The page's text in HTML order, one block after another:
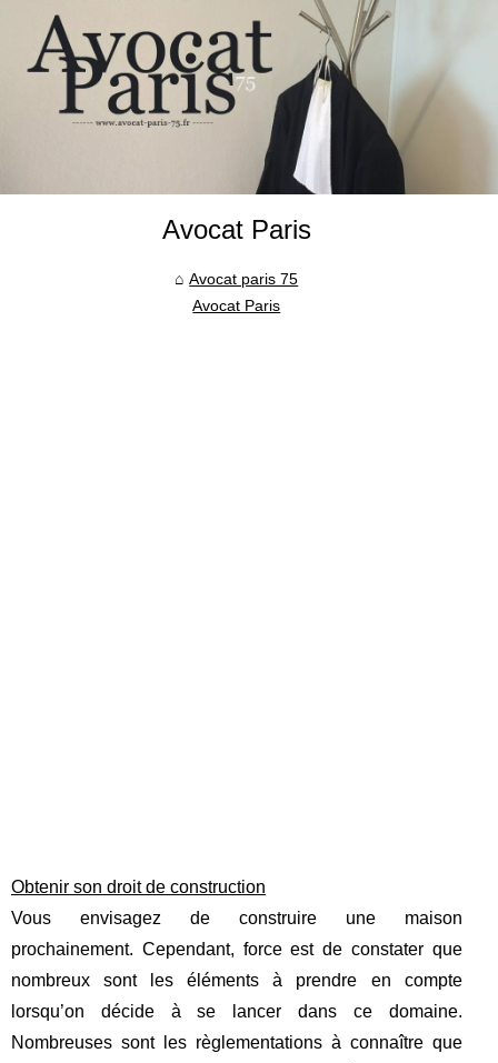
Avocat Paris
Avocat paris 75
Avocat Paris
Obtenir son droit de construction
Vous envisagez de construire une maison
prochainement. Cependant, force est de constater que
nombreux sont les éléments à prendre en compte
lorsqu’on décide à se lancer dans ce domaine.
Nombreuses sont les règlementations à connaître que